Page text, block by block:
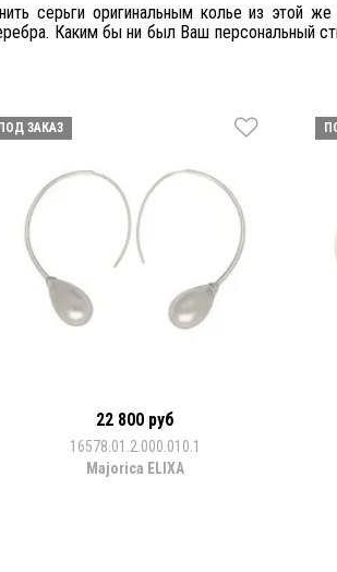
серьги оригинальным колье из этой
Каким бы ни был Ваш персональный
ПОД ЗАКАЗ
22 800 руб
16578.01.2.000.010.1
Majorica ELIXA